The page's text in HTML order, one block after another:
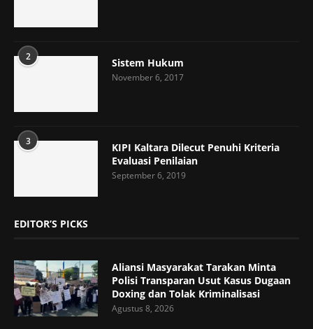
2 Sistem Hukum
November 6, 2017
3
KIPI Kaltara Dilecut Penuhi Kriteria
Evaluasi Penilaian
September 6, 2019
EDITOR’S PICKS
Aliansi Masyarakat Tarakan Minta
Polisi Transparan Usut Kasus Dugaan
Doxing dan Tolak Kriminalisasi
Agustus 8, 2026